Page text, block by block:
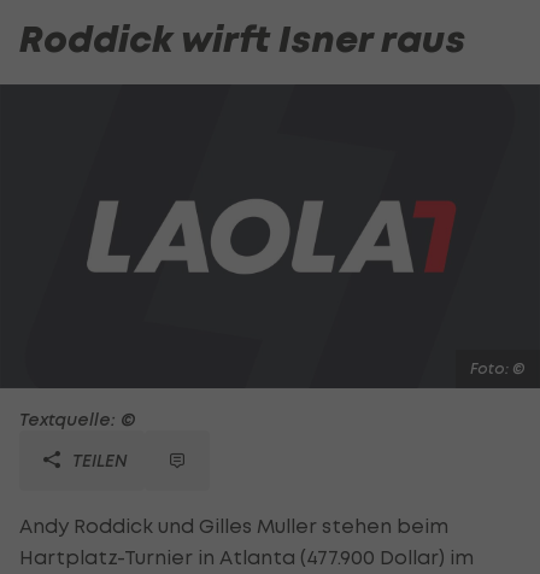
Roddick wirft Isner raus
Foto: ©
Textquelle: ©
TEILEN
Andy Roddick und Gilles Muller stehen beim
Hartplatz-Turnier in Atlanta (477.900 Dollar) im